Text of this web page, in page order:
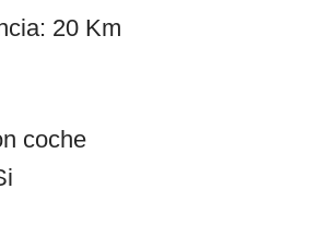
20 Km
coche